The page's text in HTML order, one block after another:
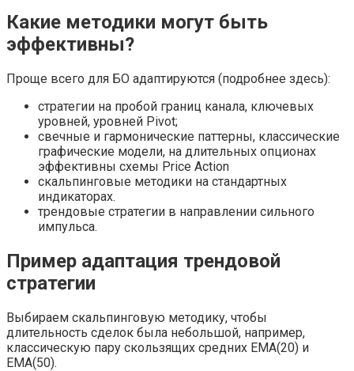
Какие методики могут быть
эффективны?
Проще всего для БО адаптируются (подробнее здесь):
стратегии на пробой границ канала, ключевых
уровней, уровней Pivot;
свечные и гармонические паттерны, классические
графические модели, на длительных опционах
эффективны схемы Price Action
скальпинговые методики на стандартных
индикаторах.
трендовые стратегии в направлении сильного
импульса.
Пример адаптация трендовой
стратегии
Выбираем скальпинговую методику, чтобы
длительность сделок была небольшой, например,
классическую пару скользящих средних EMA(20) и
EMA(50).